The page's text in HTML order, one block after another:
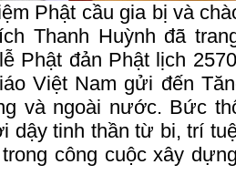
Phật cầu gia bị và
Thanh Huỳnh đã
Phật đản Phật lịch
Việt Nam gửi đến
và ngoài nước. Bức
dậy tinh thần từ bi, trí
công cuộc xây